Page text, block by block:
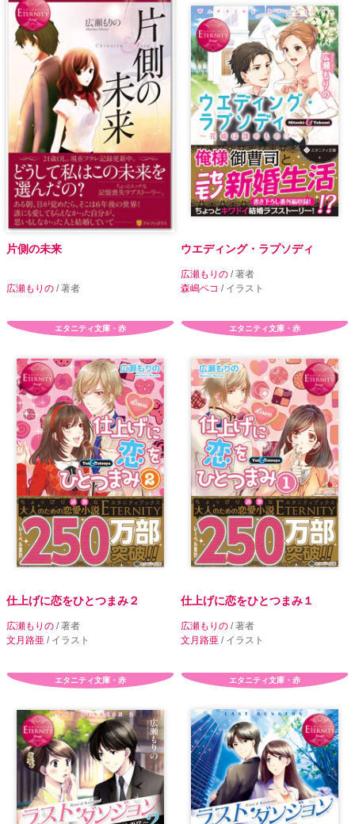
片側の未来
広瀬もりの / 著者
ウエディング・ラプソディ
広瀬もりの / 著者
森嶋ペコ / イラスト
エタニティ文庫・赤
仕上げに恋をひとつまみ２
広瀬もりの / 著者
文月路亜 / イラスト
エタニティ文庫・赤
仕上げに恋をひとつまみ１
広瀬もりの / 著者
文月路亜 / イラスト
エタニティ文庫・赤 エタニティ文庫・赤